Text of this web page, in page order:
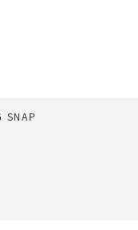
SNAP